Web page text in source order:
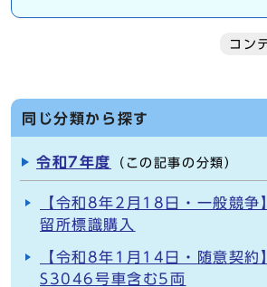
コン
同じ分類から探す
令和7年度 （この記事の分類）
【令和8年2月18日・一般競争
留所標識購入
【令和8年1月14日・随意契
S3046号車含む5両